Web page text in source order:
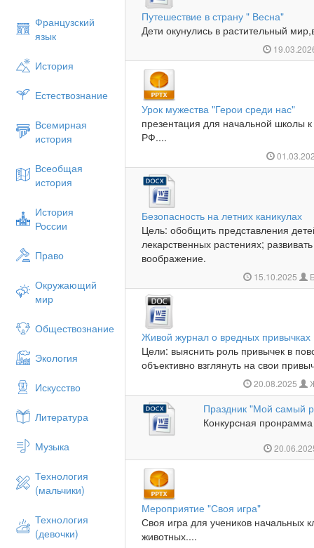
Французский
язык
История
Естествознание
Всемирная
история
Всеобщая
история
История
России
Право
Окружающий
мир
Обществознание
Экология
Искусство
Литература
Музыка
Технология
(мальчики)
Технология
(девочки)
Путешествие в страну " Весна"
Дети окунулись в растительный
Урок мужества "Герои среди нас"
презентация для начальной школы
РФ....
Безопасность на летних каникулах
Цель: обобщить представления
лекарственных растениях;
воображение.
15.10.2025
Живой журнал о вредных привычках
Цели: выяснить роль привычек в
объективно взглянуть на свои
20.08.2025
Праздник "Мой самый
Конкурсная
Мероприятие "Своя игра"
Своя игра для учеников начальных
животных....